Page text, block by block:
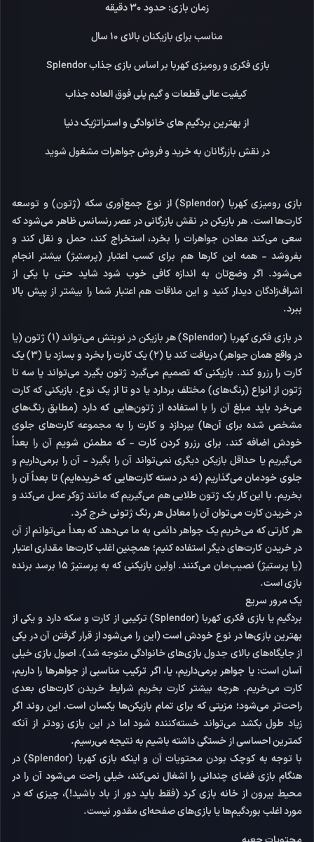
زمان بازی: حدود 30 دقیقه
مناسب برای بازیکنان بالای 10 سال
بازی فکری و رومیزی کهربا بر اساس بازی جذاب Splendor
کیفیت عالی قطعات و گیم پلی فوق العاده جذاب
از بهترین بردگیم های خانوادگی و استراتژیک دنیا
در نقش بازرگانان به خرید و فروش جواهرات مشغول شوید
بازی رومیزیکهربا (Splendor)
از نوع جمع‌آوری سکه (ژتون) و توسعه‌
کارت‌ها است. هر بازیکن در نقش بازرگانی در عصر رنسانس ظاهر می‌شود که
سعی می‌کند معادن جواهرات را بخرد، استخراج کند، حمل و نقل کند و
بفروشد - همه این کارها هم برای کسب اعتبار (پرستیژ) بیشتر انجام
می‌شود. اگر وضع‌تان به اندازه‌ کافی خوب شود شاید حتی با یکی از
اشراف‌زادگان دیدار کنید و این ملاقات هم اعتبار شما را بیشتر از پیش بالا
ببرد.
در بازی فکریکهربا (Splendor)
هر بازیکن در نوبتش می‌تواند (۱) ژتون (یا
در واقع همان جواهر) دریافت کند یا (۲) یک کارت را بخرد و بسازد یا (۳) یک
کارت را رزرو کند. بازیکنی که تصمیم می‌گیرد ژتون بگیرد می‌تواند یا سه تا
ژتون از انواع (رنگ‌های) مختلف بردارد یا دو تا از یک نوع. بازیکنی که کارت
می‌خرد باید مبلغ آن را با استفاده از ژتون‌هایی که دارد (مطابق رنگ‌های
مشخص شده برای آن‌ها) بپردازد و کارت را به مجموعه کارت‌های جلوی
خودش اضافه کند. برای رزرو کردن کارت - که مطمئن شویم آن را بعداً
می‌گیریم یا حداقل بازیکن دیگری نمی‌تواند آن را بگیرد - آن را برمی‌داریم و
جلوی خودمان می‌گذاریم (نه در دسته کارت‌هایی که خریده‌ایم) تا بعداً آن را
بخریم. با این کار یک ژتون طلایی هم می‌گیریم که مانند ژوکر عمل می‌کند و
در خریدن کارت می‌توان آن را معادل هر رنگ ژتونی خرج کرد.
هر کارتی که می‌خریم یک جواهر دائمی به ما می‌دهد که بعداً می‌توانم از آن
در خریدن کارت‌های دیگر استفاده کنیم؛ همچنین اغلب کارت‌ها مقداری اعتبار
(یا پرستیژ) نصیب‌مان می‌کنند. اولین بازیکنی که به پرستیژ ۱۵ برسد برنده
بازی است.
یک مرور سریع
بردگیم یا بازی فکری کهربا (Splendor) ترکیبی از کارت و سکه دارد و یکی از
بهترین بازی‌ها در نوع خودش است (این را می‌شود از قرار گرفتن آن در یکی
از جایگاه‌های بالای جدول بازی‌های خانوادگی متوجه شد). اصول بازی خیلی
آسان است:‌ یا جواهر برمی‌داریم، یا، اگر ترکیب مناسبی از جواهر‌ها را داریم،
کارت می‌خریم. هرچه بیشتر کارت بخریم شرایط خریدن کارت‌های بعدی
راحت‌تر می‌شود؛ مزیتی که برای تمام بازیکن‌ها یکسان است. این روند اگر
زیاد طول بکشد می‌تواند خسته‌کننده شود اما در این بازی زودتر از آنکه
کمترین احساسی از خستگی داشته باشیم به نتیجه می‌رسیم.
با توجه به کوچک بودن محتویات آن و اینکه بازیکهربا (Splendor)
در
هنگام بازی فضای چندانی را اشغال نمی‌کند، خیلی راحت می‌شود آن را در
محیط بیرون از خانه بازی کرد (فقط باید دور از باد باشید!)، چیزی که در
مورد اغلب بوردگیم‌‌ها یا بازی‌های صفحه‌ای مقدور نیست.